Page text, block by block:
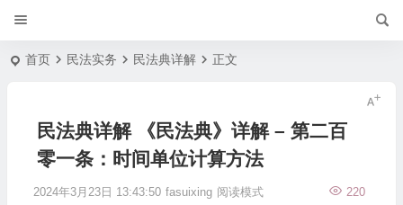
首页 民法实务 民法典详解 正文
民法典详解 《民法典》详解 – 第二百
零一条：时间单位计算方法
2024年3月23日 13:43:50 fasuixing 220
阅读模式